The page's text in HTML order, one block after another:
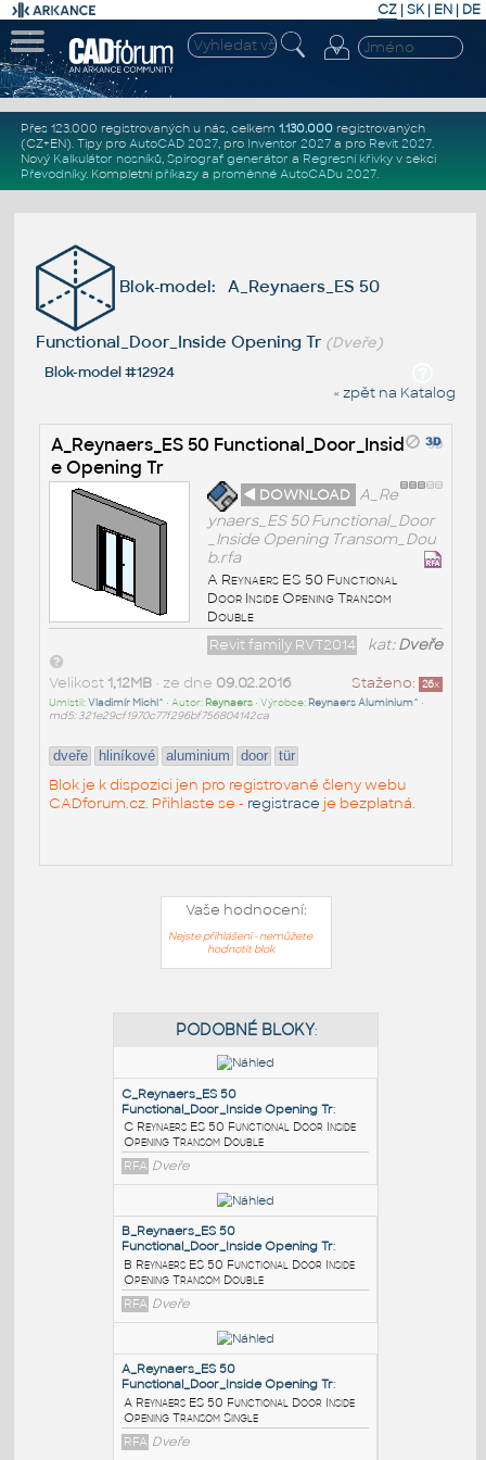
CZ | SK| EN | DE
Přes 123.000 registrovaných u nás, celkem 1.130.000registrovaných
(CZ+EN). Tipy pro AutoCAD 2027, pro Inventor 2027a pro Revit 2027.
Nový Kalkulátor nosníků, Spirograf generátor a Regresní křivkyv sekci
Převodníky. Kompletní příkazya proměnné AutoCADu 2027.
Blok-model: A_Reynaers_ES 50
Functional_Door_Inside Opening Tr (Dveře)
Blok-model #12924
« zpět na Katalog
A_Reynaers_ES 50 Functional_Door_Insid
e Opening Tr
◄ DOWNLOAD A_Re
ynaers_ES 50 Functional_Door
_Inside Opening Transom_Dou
b.rfa
A Reynaers ES 50 Functional
Door Inside Opening Transom
Double
kat:Dveře
Revit family RVT2014
Staženo: 26x
Velikost 1,12MB• ze dne 09.02.2016
Umístil:Vladimír Michl^ • Autor: Reynaers• Výrobce: Reynaers Aluminium^ •
md5: 321e29cf1970c77f296bf756804142ca
dveře hliníkové aluminium door tür
Blok je k dispozici jen pro registrované členy webu
CADforum.cz. Přihlaste se - registrace je bezplatná.
Vaše hodnocení:
Nejste přihlášeni - nemůžete
hodnotit blok
PODOBNÉ BLOKY:
C_Reynaers_ES 50
Functional_Door_Inside Opening Tr
C Reynaers ES 50 Functional Door Inside
Opening Transom Double
RFA Dveře
B_Reynaers_ES 50